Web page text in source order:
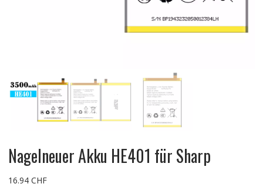
Nagelneuer Akku HE401 für Sharp
16.94 CHF